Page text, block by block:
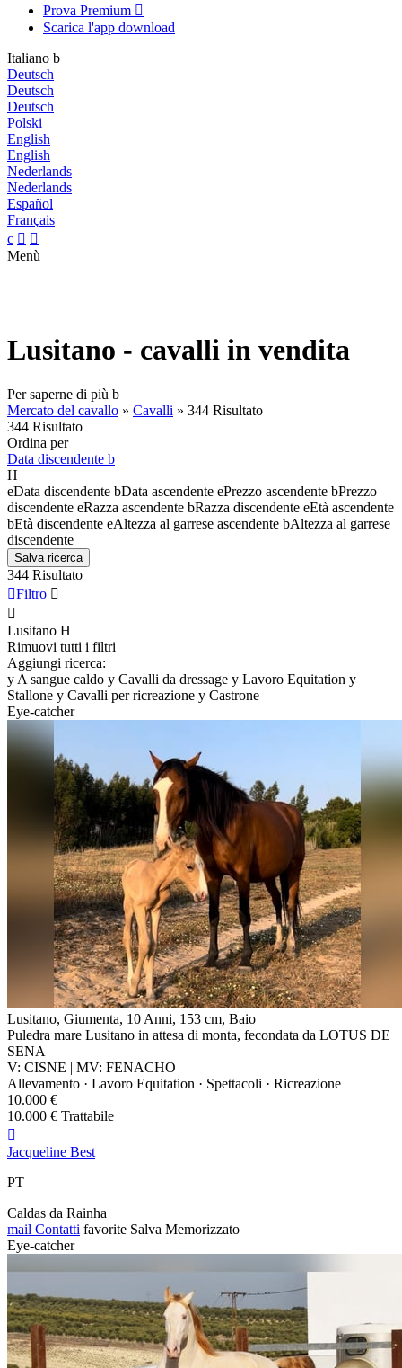
Prova Premium 
Scarica l'app download
Italiano b
Deutsch
Deutsch
Deutsch
Polski
English
English
Nederlands
Nederlands
Español
Français
c  
Menù
Lusitano - cavalli in vendita
Per saperne di più b
Mercato del cavallo » Cavalli » 344 Risultato
344 Risultato
Ordina per
Data discendente b
H
eData discendente bData ascendente ePrezzo ascendente bPrezzo
discendente eRazza ascendente bRazza discendente eEtà ascendente
bEtà discendente eAltezza al garrese ascendente bAltezza al garrese
discendente
Salva ricerca
344 Risultato
Filtro 

Lusitano H
Rimuovi tutti i filtri
Aggiungi ricerca:
y A sangue caldo y Cavalli da dressage y Lavoro Equitation y
Stallone y Cavalli per ricreazione y Castrone
Eye-catcher
Lusitano, Giumenta, 10 Anni, 153 cm, Baio
Puledra mare Lusitano in attesa di monta, fecondata da LOTUS DE
SENA
V: CISNE | MV: FENACHO
Allevamento · Lavoro Equitation · Spettacoli · Ricreazione
10.000 €
10.000 € Trattabile

Jacqueline Best
PT
Caldas da Rainha
mail Contatti favorite Salva Memorizzato
Eye-catcher